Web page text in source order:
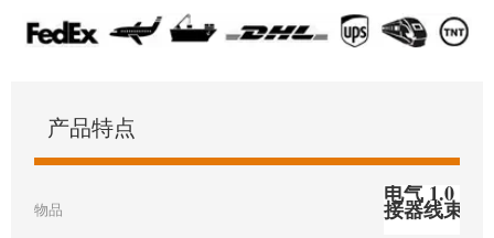
产品特点
物品
电气 1.0 毫
接器线束